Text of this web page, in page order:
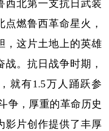
西北第一支抗日武装
燃鲁西革命星火，
，这片土地上的英雄
。抗日战争时期，
就有1.5万人踊跃参
争，厚重的革命历史
影片创作提供了丰厚